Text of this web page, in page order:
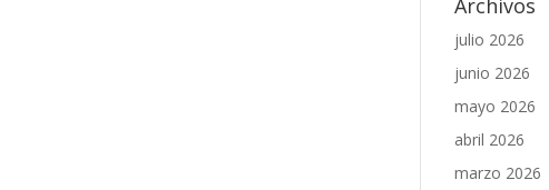
Archivos
julio 2026
junio 2026
mayo 2026
abril 2026
marzo 2026